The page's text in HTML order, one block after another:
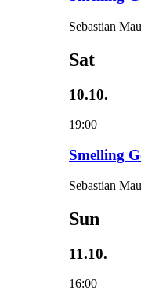
Sebastian
Sat
10.10.
19:00
Smelling
Sebastian
Sun
11.10.
16:00